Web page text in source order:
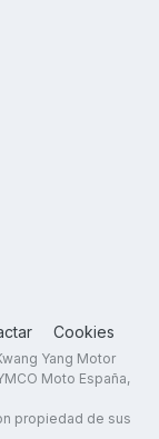
Cookies
Yang Motor
Moto España,
propiedad de sus